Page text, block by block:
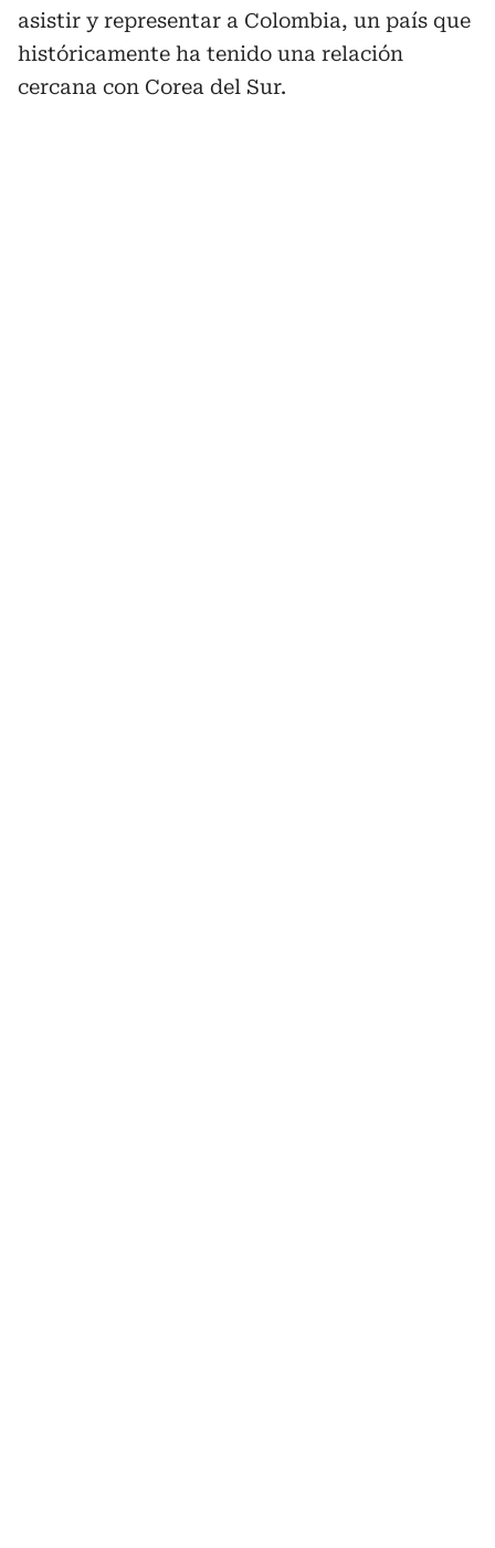
asistir y representar a Colombia, un país que
históricamente ha tenido una relación
cercana con Corea del Sur.